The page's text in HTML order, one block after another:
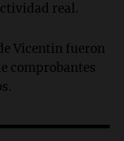
real.
Vicentin fueron
comprobantes